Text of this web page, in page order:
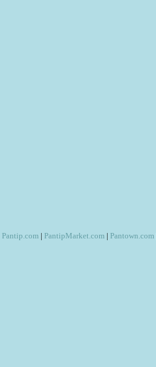
Pantip.com | PantipMarket.com | Pantown.com